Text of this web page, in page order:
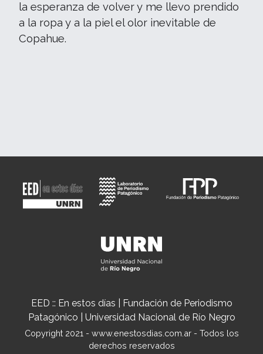
la esperanza de volver y me llevo prendido
a la ropa y a la piel el olor inevitable de
Copahue.
EED :: En estos días | Fundación de Periodismo
Patagónico | Universidad Nacional de Río Negro
Copyright 2021 - www.enestosdias.com.ar - Todos los
derechos reservados